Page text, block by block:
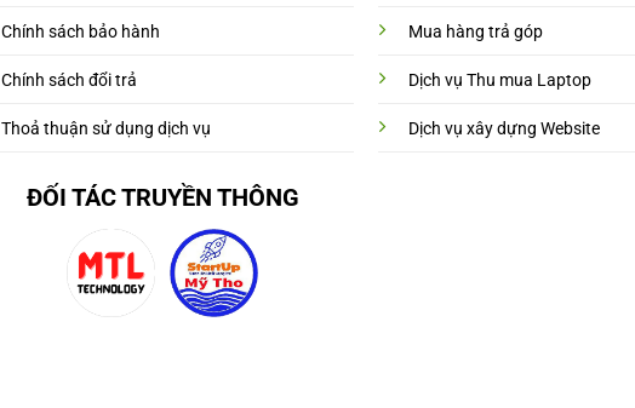
Chính sách bảo hành
Chính sách đổi trả
Thoả thuận sử dụng dịch vụ
ĐỐI TÁC TRUYỀN THÔNG
Mua hàng trả góp
Dịch vụ Thu mua Laptop
Dịch vụ xây dựng Website